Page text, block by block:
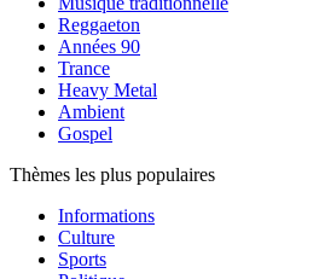
Reggaeton
Années 90
Trance
Heavy Metal
Ambient
Gospel
Thèmes les plus populaires
Informations
Culture
Sports